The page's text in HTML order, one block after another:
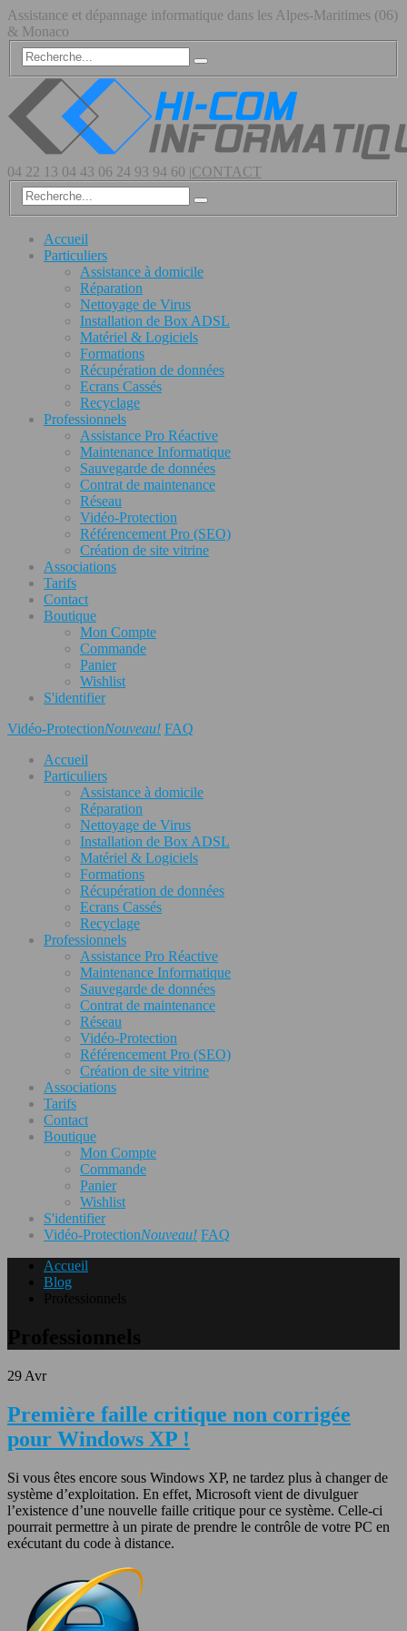
Assistance et dépannage informatique dans les Alpes-Maritimes (06)
& Monaco
04 22 13 04 43 06 24 93 94 60 |CONTACT
Accueil
Particuliers
Assistance à domicile
Réparation
Nettoyage de Virus
Installation de Box ADSL
Matériel & Logiciels
Formations
Récupération de données
Ecrans Cassés
Recyclage
Professionnels
Assistance Pro Réactive
Maintenance Informatique
Sauvegarde de données
Contrat de maintenance
Réseau
Vidéo-Protection
Référencement Pro (SEO)
Création de site vitrine
Associations
Tarifs
Contact
Boutique
Mon Compte
Commande
Panier
Wishlist
S'identifier
Vidéo-ProtectionNouveau! FAQ
Accueil
Particuliers
Assistance à domicile
Réparation
Nettoyage de Virus
Installation de Box ADSL
Matériel & Logiciels
Formations
Récupération de données
Ecrans Cassés
Recyclage
Professionnels
Assistance Pro Réactive
Maintenance Informatique
Sauvegarde de données
Contrat de maintenance
Réseau
Vidéo-Protection
Référencement Pro (SEO)
Création de site vitrine
Associations
Tarifs
Contact
Boutique
Mon Compte
Commande
Panier
Wishlist
S'identifier
Vidéo-ProtectionNouveau! FAQ
Accueil
Blog
29 Avr
Première faille critique non corrigée
pour Windows XP !
Si vous êtes encore sous Windows XP, ne tardez plus à changer de
système d’exploitation. En effet, Microsoft vient de divulguer
l’existence d’une nouvelle faille critique pour ce système. Celle-ci
pourrait permettre à un pirate de prendre le contrôle de votre PC en
exécutant du code à distance.